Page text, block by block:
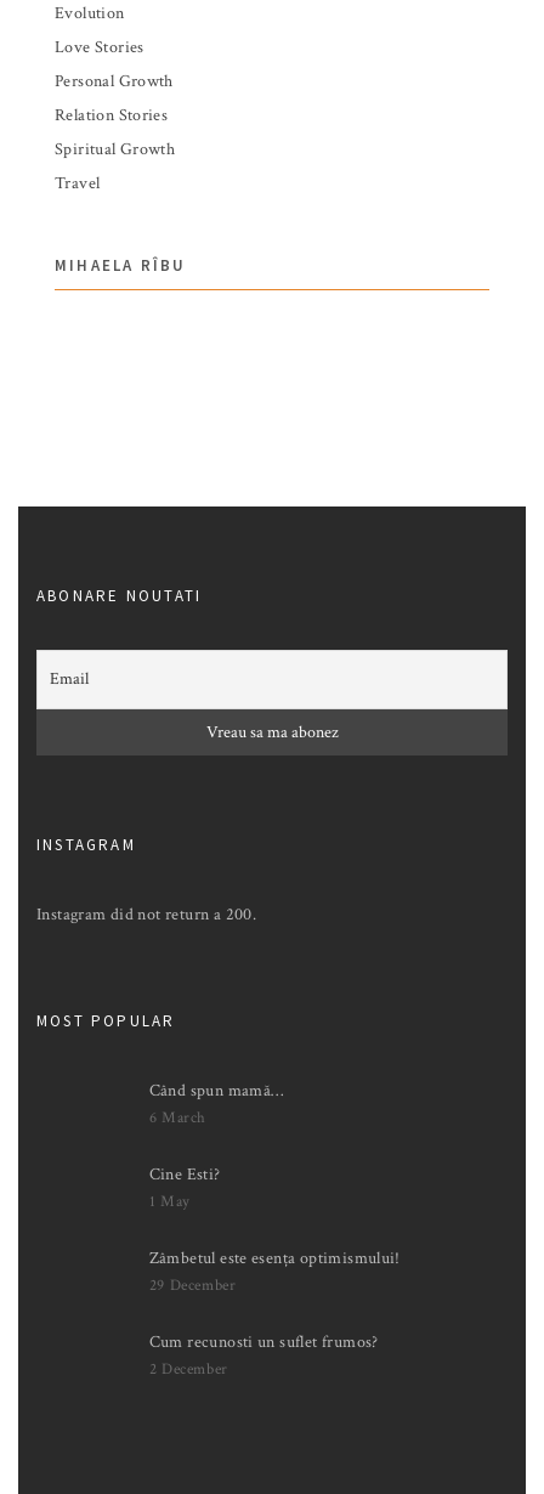
Evolution
Love Stories
Personal Growth
Relation Stories
Spiritual Growth
Travel
MIHAELA RÎBU
ABONARE NOUTATI
INSTAGRAM
Instagram did not return a 200.
MOST POPULAR
Când spun mamă…
6 March
Cine Esti?
1 May
Zâmbetul este esența optimismului!
29 December
Cum recunosti un suflet frumos?
2 December